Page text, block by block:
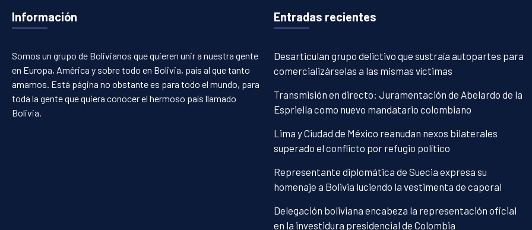
Información
Somos un grupo de Bolivianos que quieren unir a nuestra gente
en Europa, América y sobre todo en Bolivia, país al que tanto
amamos. Está página no obstante es para todo el mundo, para
toda la gente que quiera conocer el hermoso país llamado
Bolivia.
Entradas recientes
Desarticulan grupo delictivo que sustraía autopartes para
comercializárselas a las mismas víctimas
Transmisión en directo: Juramentación de Abelardo de la
Espriella como nuevo mandatario colombiano
Lima y Ciudad de México reanudan nexos bilaterales
superado el conflicto por refugio político
Representante diplomática de Suecia expresa su
homenaje a Bolivia luciendo la vestimenta de caporal
Delegación boliviana encabeza la representación oficial
en la investidura presidencial de Colombia